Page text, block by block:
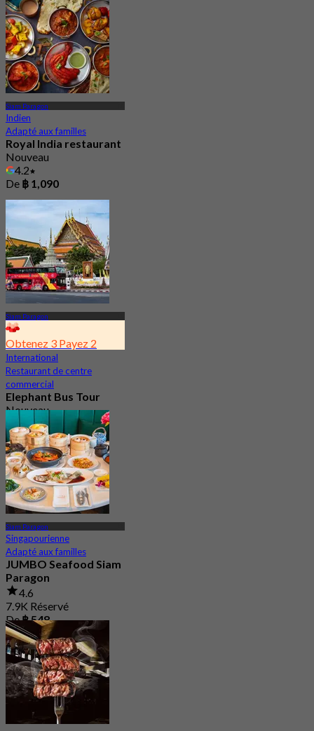
Siam Paragon
Indien
Adapté aux familles
Royal India restaurant
Nouveau
4.2
De ฿ 1,090
Siam Paragon
Obtenez 3 Payez 2
International
Restaurant de centre
commercial
Elephant Bus Tour
Nouveau
4.5
De฿ 533
Siam Paragon
Singapourienne
Adapté aux familles
JUMBO Seafood Siam
Paragon
4.6
7.9K Réservé
De฿ 548